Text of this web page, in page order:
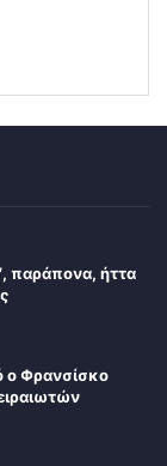
παράπονα, ήττα
ο Φρανσίσκο